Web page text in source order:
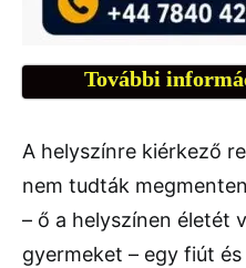
További
A helyszínre kiérkező
nem tudták
– ő a helyszínen életét
gyermeket – egy fiút